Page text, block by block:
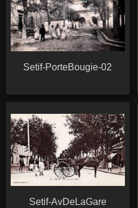
Setif-PorteBougie-02
Setif-AvDeLaGare